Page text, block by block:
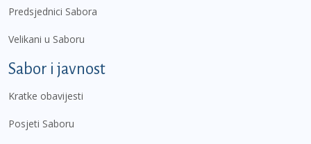
Predsjednici Sabora
Velikani u Saboru
Sabor i javnost
Kratke obavijesti
Posjeti Saboru